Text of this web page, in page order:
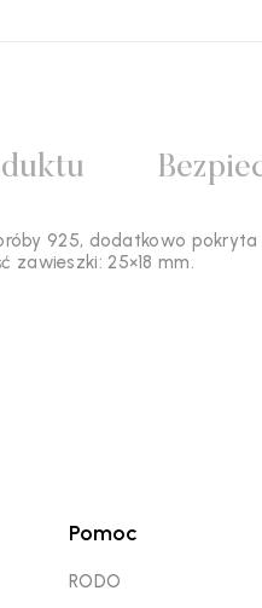
925, dodatkowo
zawieszki: 25×18 mm.
Pomoc
RODO